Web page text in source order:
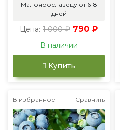
Малоярославецу от 6-8
дней
Цена: 1 000 ₽ 790 ₽
В наличии
Купить
В избранное Сравнить